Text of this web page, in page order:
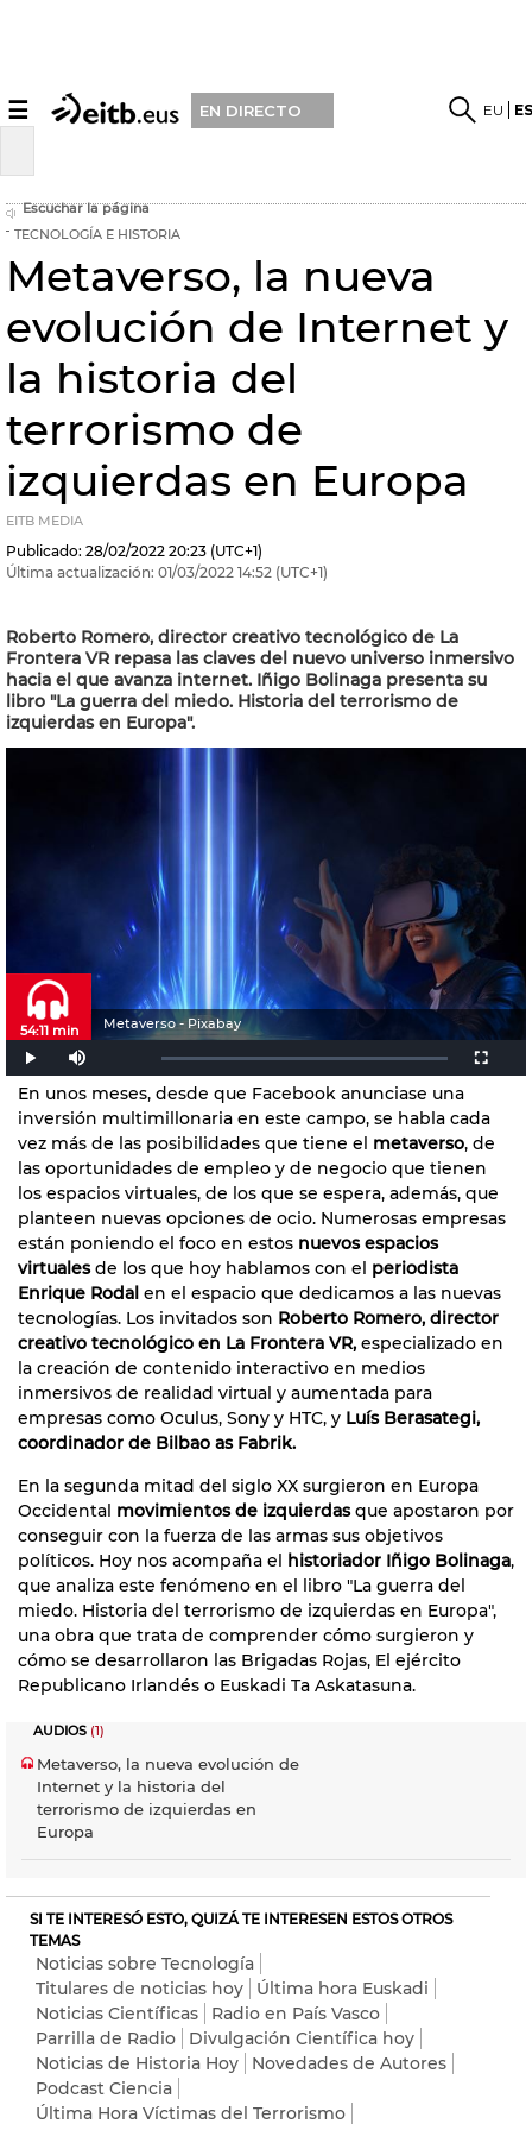
☰ EN DIRECTO EU
Escuchar la página
TECNOLOGÍA E HISTORIA
Metaverso, la nueva
evolución de Internet y
la historia del
terrorismo de
izquierdas en Europa
EITB MEDIA
Publicado: 28/02/2022 20:23 (UTC+1)
Última actualización: 01/03/2022 14:52 (UTC+1)
Roberto Romero, director creativo tecnológico de La
Frontera VR repasa las claves del nuevo universo inmersivo
hacia el que avanza internet. Iñigo Bolinaga presenta su
libro "La guerra del miedo. Historia del terrorismo de
izquierdas en Europa".
Metaverso - Pixabay
54:11 min
En unos meses, desde que Facebook anunciase una
inversión multimillonaria en este campo, se habla cada
vez más de las posibilidades que tiene el metaverso, de
las oportunidades de empleo y de negocio que tienen
los espacios virtuales, de los que se espera, además, que
planteen nuevas opciones de ocio. Numerosas empresas
están poniendo el foco en estos nuevos espacios
virtualesde los que hoy hablamos con el periodista
Enrique Rodal en el espacio que dedicamos a las nuevas
tecnologías. Los invitados son Roberto Romero, director
creativo tecnológico en La Frontera VR, especializado en
la creación de contenido interactivo en medios
inmersivos de realidad virtual y aumentada para
empresas como Oculus, Sony y HTC, y Luís Berasategi,
coordinador de Bilbao as Fabrik.
En la segunda mitad del siglo XX surgieron en Europa
Occidental movimientos de izquierdasque apostaron por
conseguir con la fuerza de las armas sus objetivos
políticos. Hoy nos acompaña el historiador Iñigo Bolinaga,
que analiza este fenómeno en el libro "La guerra del
miedo. Historia del terrorismo de izquierdas en Europa",
una obra que trata de comprender cómo surgieron y
cómo se desarrollaron las Brigadas Rojas, El ejército
Republicano Irlandés o Euskadi Ta Askatasuna.
AUDIOS (1)
Metaverso, la nueva evolución de
Internet y la historia del
terrorismo de izquierdas en
Europa
SI TE INTERESÓ ESTO, QUIZÁ TE INTERESEN ESTOS OTROS
TEMAS
Noticias sobre Tecnología
Titulares de noticias hoy
Última hora Euskadi
Noticias Científicas
Radio en País Vasco
Parrilla de Radio
Divulgación Científica hoy
Noticias de Historia Hoy
Novedades de Autores
Podcast Ciencia
Última Hora Víctimas del Terrorismo